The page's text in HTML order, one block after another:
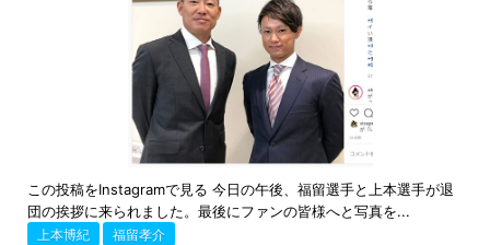
この投稿をInstagramで見る 今日の午後、福留選手と上本選手が退
団の挨拶に来られました。最後にファンの皆様へと写真を...
上本博紀 福留孝介